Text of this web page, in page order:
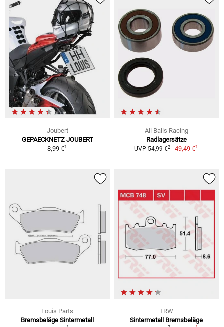
Joubert
GEPAECKNETZ JOUBERT
8,99 €1
All Balls Racing
Radlagersätze
UVP 54,99 €2 49,49 €1
Louis Parts
Bremsbeläge Sintermetall
TRW
Sintermetall Bremsbeläge